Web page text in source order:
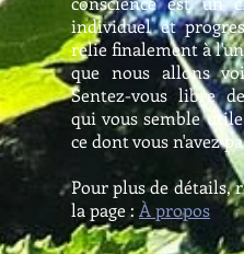
individuel et
relie finalement à
que nous allons
Sentez-vous libre
qui vous semble
ce dont vous n'avez
Pour plus de détails,
la page : À propos